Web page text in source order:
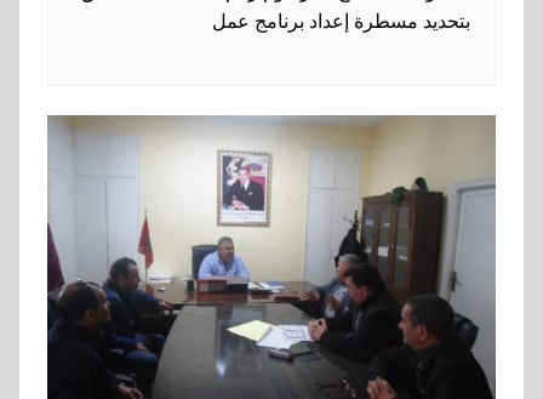
بتحديد مسطرة إعداد برنامج عمل